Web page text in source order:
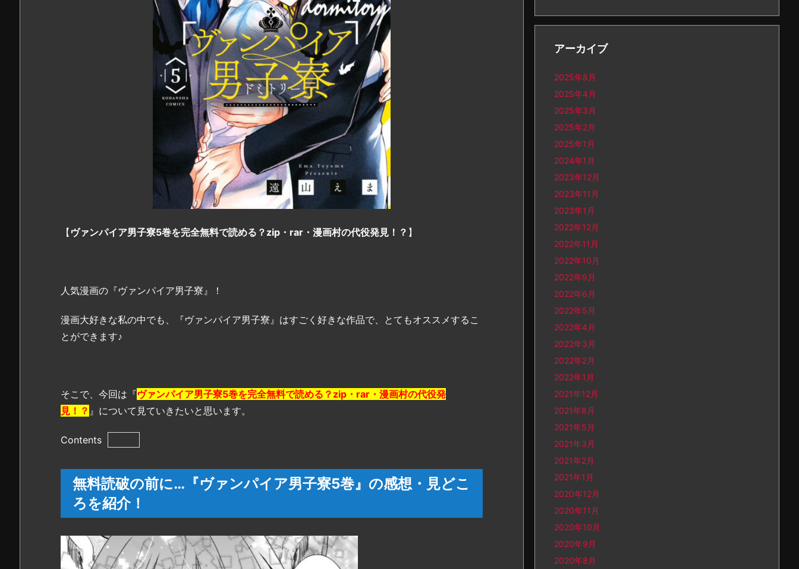
【 ヴァンパイア男子寮5巻を完全無料で読める？zip・rar・漫画村の代役発見！？ 】
人気漫画の『ヴァンパイア男子寮』！
漫画大好きな私の中でも、『ヴァンパイア男子寮』はすごく好きな作品で、とてもオススメするこ
とができます♪
そこで、今回は『ヴァンパイア男子寮5巻を完全無料で読める？zip・rar・漫画村の代役発
見！？ 』について見ていきたいと思います。
Contents
無
料
読
前
に…
無料読破の前に…『ヴァンパイア男子寮5巻』の感想・見どこ
ろを紹介！
アーカイブ
2025年8月
2025年4月
2025年3月
2025年2月
2025年1月
2024年1月
2023年12月
2023年11月
2023年1月
2022年12月
2022年11月
2022年10月
2022年9月
2022年6月
2022年5月
2022年4月
2022年3月
2022年2月
2022年1月
2021年12月
2021年8月
2021年5月
2021年3月
2021年2月
2021年1月
2020年12月
2020年11月
2020年10月
2020年9月
2020年8月